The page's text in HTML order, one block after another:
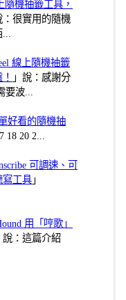
隨機抽籤工具，
：很實用的隨機
線上隨機抽籤
」說：感謝分
波...
好看的隨機抽
18 20 2...
可調速、可
寫工具 」
用「哼歌」
說：這篇介紹